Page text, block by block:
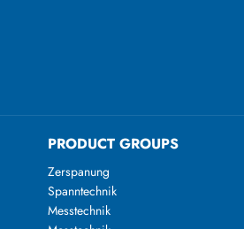
PRODUCT GROUPS
Zerspanung
Spanntechnik
Messtechnik